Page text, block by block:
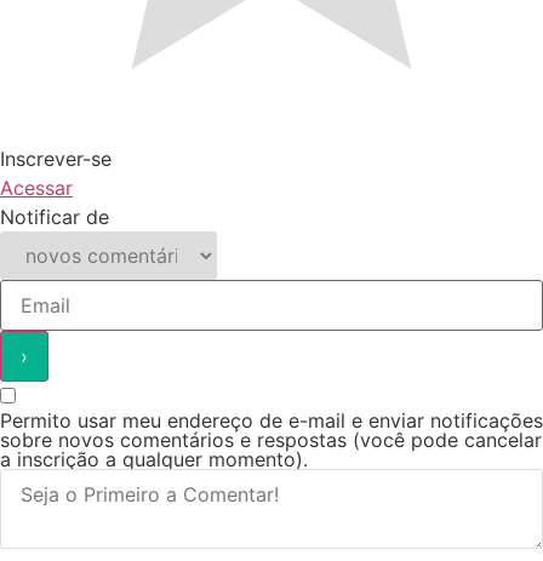
Inscrever-se
Acessar
Notificar de
Permito usar meu endereço de e-mail e enviar notificações
sobre novos comentários e respostas (você pode cancelar
a inscrição a qualquer momento).